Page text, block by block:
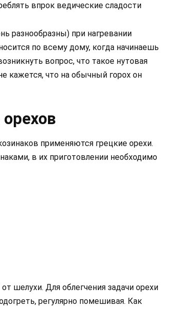
впрок ведические сладости
разнообразны) при нагревании
по всему дому, когда начинаешь
вопрос, что такое нутовая
кажется, что на обычный горох он
применяются грецкие орехи.
в их приготовлении необходимо
шелухи. Для облегчения задачи орехи
регулярно помешивая. Как